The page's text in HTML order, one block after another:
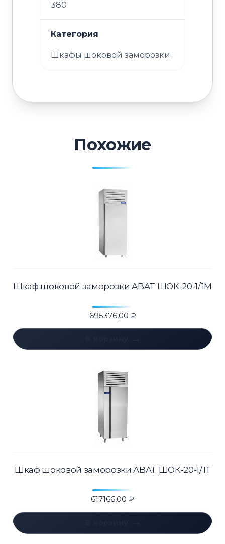
380
Категория
Шкафы шоковой заморозки
Похожие
Шкаф шоковой заморозки ABAT ШОК-20-1/1М
695376,00 ₽
Шкаф шоковой заморозки ABAT ШОК-20-1/1Т
617166,00 ₽